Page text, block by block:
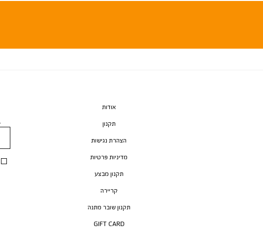
אודות
תקנון
הצהרת נגישות
מדיניות פרטיות
תקנון מבצע
קריירה
תקנון שובר מתנה
GIFT CARD